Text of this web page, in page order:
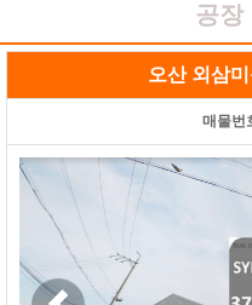
공장
오산 외삼
매물번